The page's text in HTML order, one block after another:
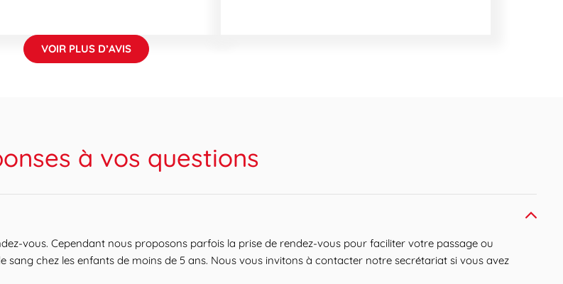
VOIR PLUS D’AVIS
à vos questions
vous. Cependant nous proposons parfois la prise de rendez-vous pour faciliter votre passage ou
sang chez les enfants de moins de 5 ans. Nous vous invitons à contacter notre secrétariat si vous avez